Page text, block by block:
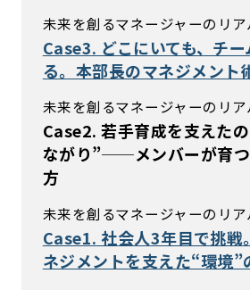
未来を創るマネージャーのリ
Case3. どこにいても、チ
る。本部長のマネジメント
未来を創るマネージャーのリ
Case2. 若手育成を支えた
ながり”──メンバーが育つ
方
未来を創るマネージャーのリ
Case1. 社会人3年目で挑戦
ネジメントを支えた“環境”